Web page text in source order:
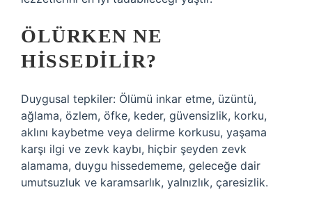
ÖLÜRKEN NE
HISSEDILIR?
Duygusal tepkiler: Ölümü inkar etme, üzüntü,
ağlama, özlem, öfke, keder, güvensizlik, korku,
aklını kaybetme veya delirme korkusu, yaşama
karşı ilgi ve zevk kaybı, hiçbir şeyden zevk
alamama, duygu hissedememe, geleceğe dair
umutsuzluk ve karamsarlık, yalnızlık, çaresizlik.